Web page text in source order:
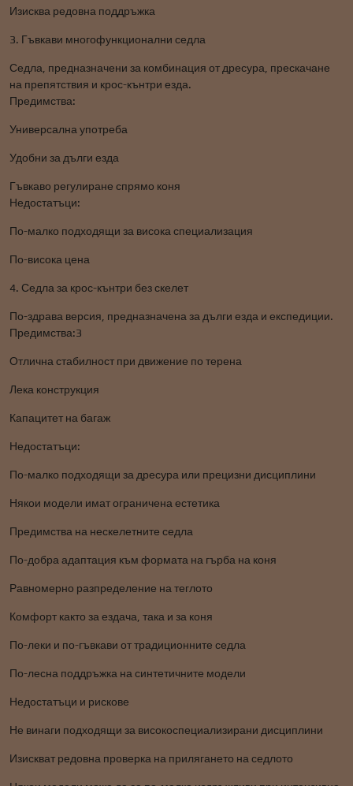
Изисква редовна поддръжка
3. Гъвкави многофункционални седла
Седла, предназначени за комбинация от дресура, прескачане
на препятствия и крос-кънтри езда.
Предимства:
Универсална употреба
Удобни за дълги езда
Гъвкаво регулиране спрямо коня
Недостатъци:
По-малко подходящи за висока специализация
По-висока цена
4. Седла за крос-кънтри без скелет
По-здрава версия, предназначена за дълги езда и експедиции.
Предимства:3
Отлична стабилност при движение по терена
Лека конструкция
Капацитет на багаж
Недостатъци:
По-малко подходящи за дресура или прецизни дисциплини
Някои модели имат ограничена естетика
Предимства на нескелетните седла
По-добра адаптация към формата на гърба на коня
Равномерно разпределение на теглото
Комфорт както за ездача, така и за коня
По-леки и по-гъвкави от традиционните седла
По-лесна поддръжка на синтетичните модели
Недостатъци и рискове
Не винаги подходящи за високоспециализирани дисциплини
Изискват редовна проверка на прилягането на седлото